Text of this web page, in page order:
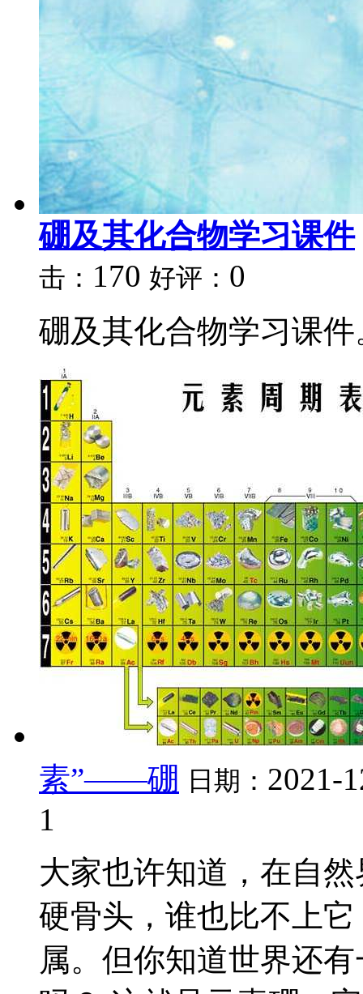
硼及其化合物学习课件
击： 170 好评： 0
硼及其化合物学习课件
素”——硼 日期： 2021-
1
大家也许知道，在自
硬骨头，谁也比不上
属。但你知道世界还